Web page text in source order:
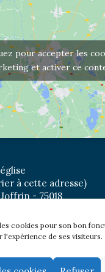
cookies pour son bon
de ses visiteurs.
pour accepter les
et activer ce
à cette adresse)
- 75018
XVIII